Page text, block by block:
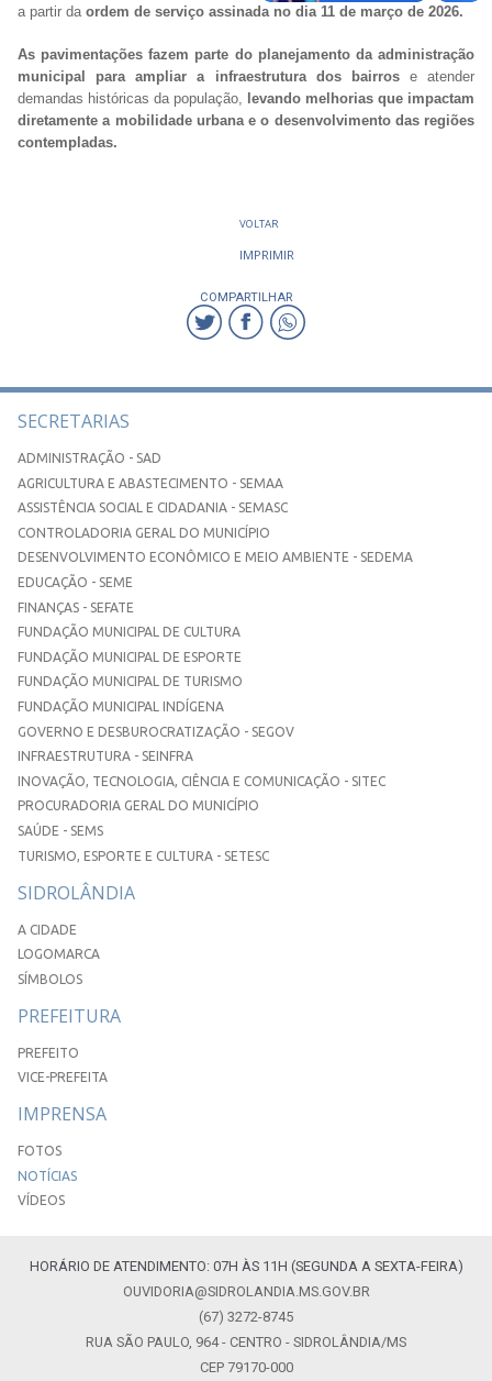
a partir daordem de serviço assinada no dia 11 de março de 2026.
As pavimentações fazem parte do planejamento da administração
municipal para ampliar a infraestrutura dos bairrose atender
demandas históricas da população, levando melhorias que impactam
diretamente a mobilidade urbana e o desenvolvimento das regiões
contempladas.
VOLTAR
IMPRIMIR
COMPARTILHAR
SECRETARIAS
ADMINISTRAÇÃO - SAD
AGRICULTURA E ABASTECIMENTO - SEMAA
ASSISTÊNCIA SOCIAL E CIDADANIA - SEMASC
CONTROLADORIA GERAL DO MUNICÍPIO
DESENVOLVIMENTO ECONÔMICO E MEIO AMBIENTE - SEDEMA
EDUCAÇÃO - SEME
FINANÇAS - SEFATE
FUNDAÇÃO MUNICIPAL DE CULTURA
FUNDAÇÃO MUNICIPAL DE ESPORTE
FUNDAÇÃO MUNICIPAL DE TURISMO
FUNDAÇÃO MUNICIPAL INDÍGENA
GOVERNO E DESBUROCRATIZAÇÃO - SEGOV
INFRAESTRUTURA - SEINFRA
INOVAÇÃO, TECNOLOGIA, CIÊNCIA E COMUNICAÇÃO - SITEC
PROCURADORIA GERAL DO MUNICÍPIO
SAÚDE - SEMS
TURISMO, ESPORTE E CULTURA - SETESC
SIDROLÂNDIA
A CIDADE
LOGOMARCA
SÍMBOLOS
PREFEITURA
PREFEITO
VICE-PREFEITA
IMPRENSA
FOTOS
NOTÍCIAS
VÍDEOS
HORÁRIO DE ATENDIMENTO: 07H ÀS 11H (SEGUNDA A SEXTA-FEIRA)
OUVIDORIA@SIDROLANDIA.MS.GOV.BR
(67) 3272-8745
RUA SÃO PAULO, 964 - CENTRO - SIDROLÂNDIA/MS
CEP 79170-000